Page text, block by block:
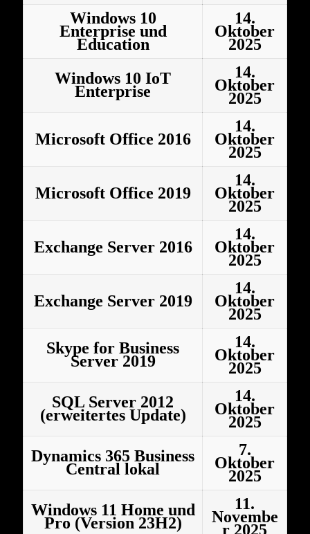
Windows 10
Enterprise und
Education
14.
Oktober
2025
Windows 10 IoT
Enterprise
14.
Oktober
2025
Microsoft Office 2016
14.
Oktober
2025
Microsoft Office 2019
14.
Oktober
2025
Exchange Server 2016
14.
Oktober
2025
Exchange Server 2019
14.
Oktober
2025
Skype for Business
Server 2019
14.
Oktober
2025
SQL Server 2012
(erweitertes Update)
14.
Oktober
2025
Dynamics 365 Business
Central lokal
7.
Oktober
2025
Windows 11 Home und
Pro (Version 23H2)
11.
Novembe
r 2025